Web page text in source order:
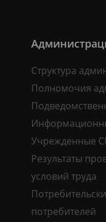
Структура
Полномочия
Учрежденные
Результаты
условий труда
потребителей